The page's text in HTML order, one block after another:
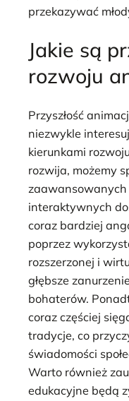
przekazywać
Jakie są
rozwoju
Przyszłość
niezwykle
kierunkami
rozwija, możemy
interaktywnych
coraz bardziej
poprzez
rozszerzonej i
głębsze
bohaterów.
coraz częściej
tradycje, co
świadomości
Warto również
edukacyjne będą